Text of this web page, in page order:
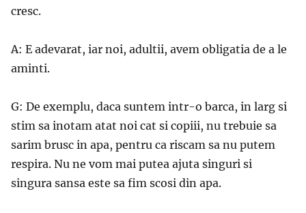
cresc.
A: E adevarat, iar noi, adultii, avem obligatia de a le
aminti.
G: De exemplu, daca suntem intr-o barca, in larg si
stim sa inotam atat noi cat si copiii, nu trebuie sa
sarim brusc in apa, pentru ca riscam sa nu putem
respira. Nu ne vom mai putea ajuta singuri si
singura sansa este sa fim scosi din apa.